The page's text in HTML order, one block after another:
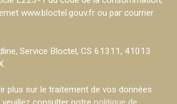
www.bloctel.gouv.fr ou par courrier
Service Bloctel, CS 61311, 41013
plus sur le traitement de vos données